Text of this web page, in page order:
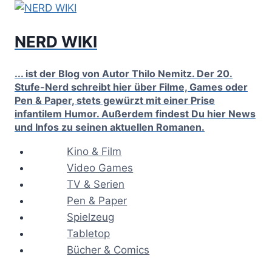
Zum
springen
NERD WIKI
... ist der Blog von Autor Thilo Nemitz. Der 20.
Stufe-Nerd schreibt hier über Filme, Games oder
Pen & Paper, stets gewürzt mit einer Prise
infantilem Humor. Außerdem findest Du hier News
und Infos zu seinen aktuellen Romanen.
Kino & Film
Video Games
TV & Serien
Pen & Paper
Spielzeug
Tabletop
Bücher & Comics